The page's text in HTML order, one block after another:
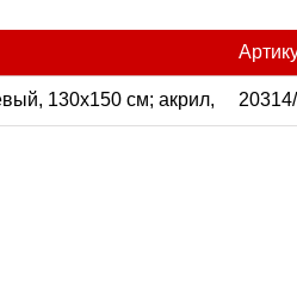
130х150 см; акрил,